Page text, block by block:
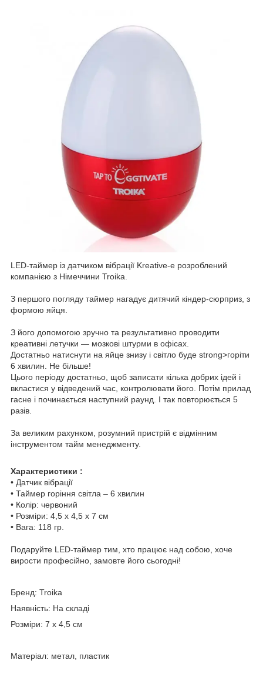
LED-таймер із датчиком вібрації Kreative-e розроблений
компанією з Німеччини Troika.
З першого погляду таймер нагадує дитячий кіндер-сюрприз, з
формою яйця.
З його допомогою зручно та результативно проводити
креативні летучки — мозкові штурми в офісах.
Достатньо натиснути на яйце знизу і світло буде strong>горіти
6 хвилин. Не більше!
Цього періоду достатньо, щоб записати кілька добрих ідей і
вкластися у відведений час, контролювати його. Потім прилад
гасне і починається наступний раунд. І так повторюється 5
разів.
За великим рахунком, розумний пристрій є відмінним
інструментом тайм менеджменту.
Характеристики :
• Датчик вібрації
• Таймер горіння світла – 6 хвилин
• Колір: червоний
• Розміри: 4,5 x 4,5 x 7 см
• Вага: 118 гр.
Подаруйте LED-таймер тим, хто працює над собою, хоче
вирости професійно, замовте його сьогодні!
Бренд: Troika
Наявність: На складі
Розміри: 7 x 4,5 см
Матеріал: метал, пластик